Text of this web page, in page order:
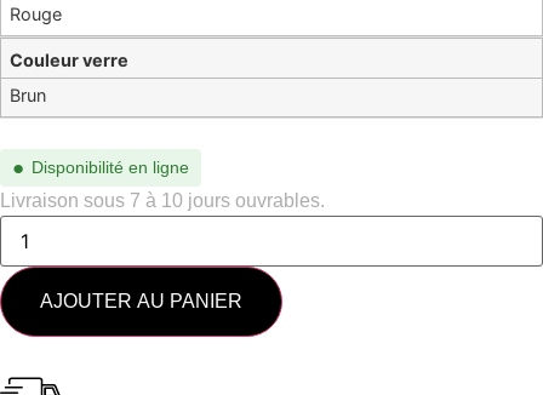
Rouge
Couleur verre
Brun
● Disponibilité en ligne
Livraison sous 7 à 10 jours ouvrables.
AJOUTER AU PANIER